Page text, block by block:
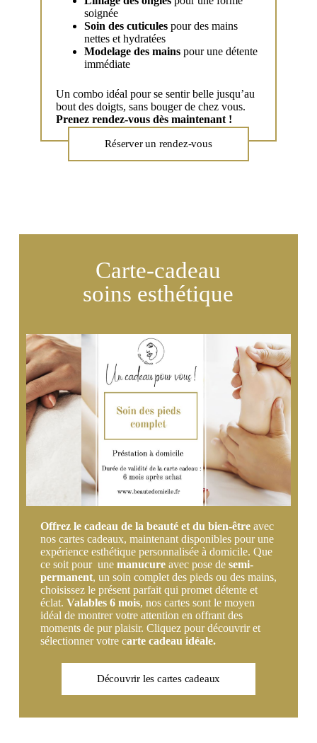
soignée
Soin des cuticulespour des mains
nettes et hydratées
Modelage des mainspour une détente
immédiate
Un combo idéal pour se sentir belle jusqu’au
bout des doigts, sans bouger de chez vous.
Prenez rendez-vous dès maintenant !
Réserver un rendez-vous
Carte-cadeau
soins esthétique
Offrez le cadeau de la beauté et du bien-êtreavec
nos cartes cadeaux, maintenant disponibles pour une
expérience esthétique personnalisée à domicile. Que
ce soit pour une manucureavec pose de semi-
permanent, un soin complet des pieds ou des mains,
choisissez le présent parfait qui promet détente et
éclat. Valables 6 mois, nos cartes sont le moyen
idéal de montrer votre attention en offrant des
moments de pur plaisir. Cliquez pour découvrir et
sélectionner votre carte cadeau idéale.
Découvrir les cartes cadeaux